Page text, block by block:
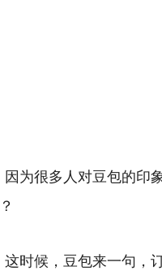
因为很多人对豆包的印
这时候，豆包来一句，